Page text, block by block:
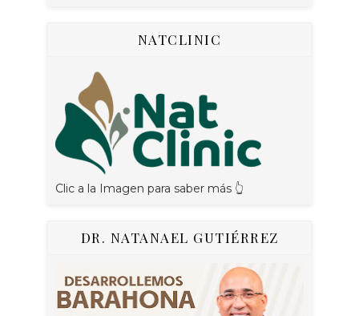
NATCLINIC
Clic a la Imagen para saber más 👆
DR. NATANAEL GUTIÉRREZ